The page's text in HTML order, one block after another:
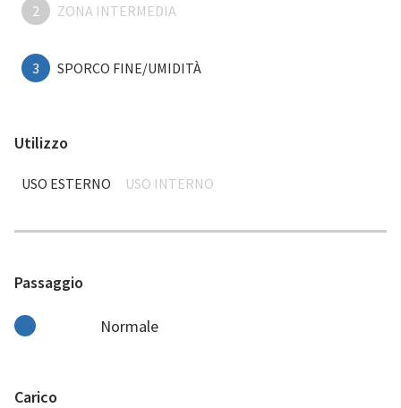
2 ZONA INTERMEDIA
3 SPORCO FINE/UMIDITÀ
Utilizzo
USO ESTERNO USO INTERNO
Passaggio
Normale
Carico